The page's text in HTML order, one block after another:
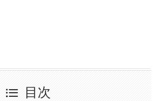
目次